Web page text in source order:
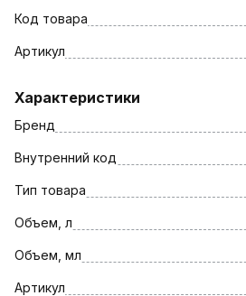
Код товара
Артикул
Характеристики
Бренд
Внутренний код
Тип товара
Объем, л
Объем, мл
Артикул